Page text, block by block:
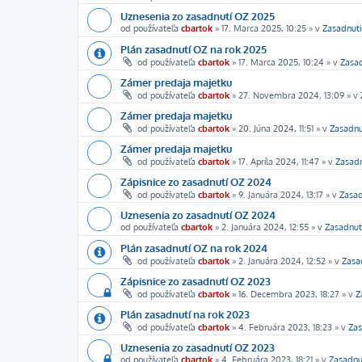
Uznesenia zo zasadnutí OZ 2025
od používateľa cbartok » 17. Marca 2025, 10:25 » v
Plán zasadnutí OZ na rok 2025
od používateľa cbartok » 17. Marca 2025, 10:24 » v
Zámer predaja majetku
od používateľa cbartok » 27. Novembra 2024, 13:09 » v
Zámer predaja majetku
od používateľa cbartok » 20. Júna 2024, 11:51 » v
Zámer predaja majetku
od používateľa cbartok » 17. Apríla 2024, 11:47 » v
Zápisnice zo zasadnutí OZ 2024
od používateľa cbartok » 9. Januára 2024, 13:17 » v
Uznesenia zo zasadnutí OZ 2024
od používateľa cbartok » 2. Januára 2024, 12:55 » v
Plán zasadnutí OZ na rok 2024
od používateľa cbartok » 2. Januára 2024, 12:52 » v
Zápisnice zo zasadnutí OZ 2023
od používateľa cbartok » 16. Decembra 2023, 18:27 » v
Plán zasadnutí na rok 2023
od používateľa cbartok » 4. Februára 2023, 18:23 » v
Uznesenia zo zasadnutí OZ 2023